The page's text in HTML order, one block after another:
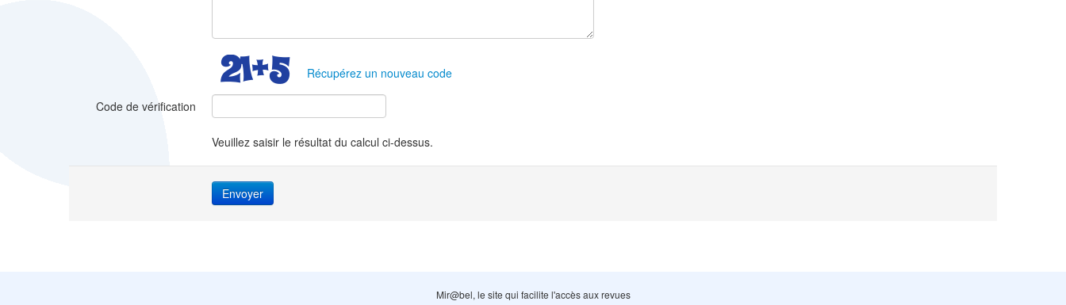
Récupérez un nouveau code
Code de vérification
Veuillez saisir le résultat du calcul ci-dessus.
Envoyer
Mir@bel, le site qui facilite l'accès aux revues